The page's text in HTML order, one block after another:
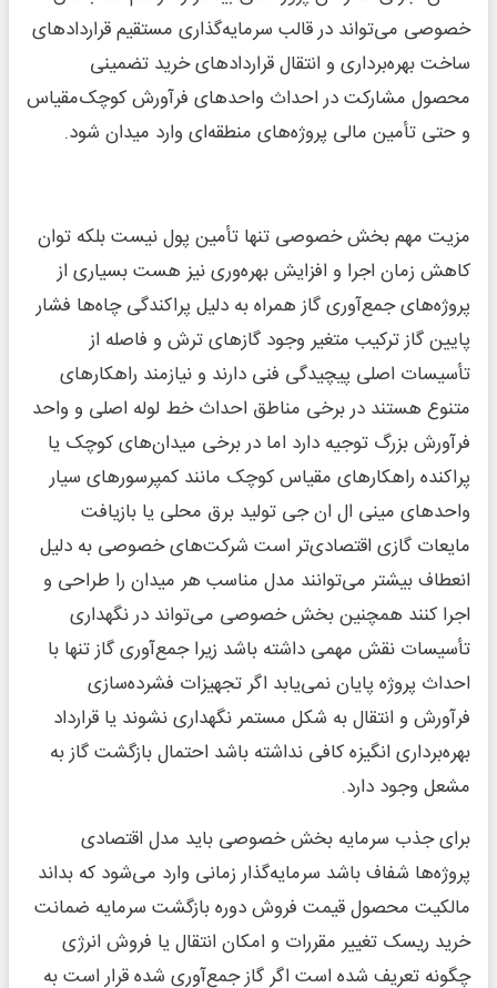
خصوصی می‌تواند در قالب سرمایه‌گذاری مستقیم قراردادهای
ساخت بهره‌برداری و انتقال قراردادهای خرید تضمینی
محصول مشارکت در احداث واحدهای فرآورش کوچک‌مقیاس
و حتی تأمین مالی پروژه‌های منطقه‌ای وارد میدان شود.
مزیت مهم بخش خصوصی تنها تأمین پول نیست بلکه توان
کاهش زمان اجرا و افزایش بهره‌وری نیز هست بسیاری از
پروژه‌های جمع‌آوری گاز همراه به دلیل پراکندگی چاه‌ها فشار
پایین گاز ترکیب متغیر وجود گازهای ترش و فاصله از
تأسیسات اصلی پیچیدگی فنی دارند و نیازمند راهکارهای
متنوع هستند در برخی مناطق احداث خط لوله اصلی و واحد
فرآورش بزرگ توجیه دارد اما در برخی میدان‌های کوچک یا
پراکنده راهکارهای مقیاس کوچک مانند کمپرسورهای سیار
واحدهای مینی ال ان جی تولید برق محلی یا بازیافت
مایعات گازی اقتصادی‌تر است شرکت‌های خصوصی به دلیل
انعطاف بیشتر می‌توانند مدل مناسب هر میدان را طراحی و
اجرا کنند همچنین بخش خصوصی می‌تواند در نگهداری
تأسیسات نقش مهمی داشته باشد زیرا جمع‌آوری گاز تنها با
احداث پروژه پایان نمی‌یابد اگر تجهیزات فشرده‌سازی
فرآورش و انتقال به شکل مستمر نگهداری نشوند یا قرارداد
بهره‌برداری انگیزه کافی نداشته باشد احتمال بازگشت گاز به
مشعل وجود دارد.
برای جذب سرمایه بخش خصوصی باید مدل اقتصادی
پروژه‌ها شفاف باشد سرمایه‌گذار زمانی وارد می‌شود که بداند
مالکیت محصول قیمت فروش دوره بازگشت سرمایه ضمانت
خرید ریسک تغییر مقررات و امکان انتقال یا فروش انرژی
چگونه تعریف شده است اگر گاز جمع‌آوری شده قرار است به